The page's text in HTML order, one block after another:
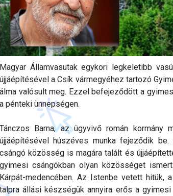
Magyar Államvasutak egykori legkeletibb
újjáépítésével a Csík vármegyéhez tartozó
álma valósult meg. Ezzel befejeződött a
a pénteki ünnepségen.
Tánczos Barna, az ügyvivő román kormány
újjáépítésével húszéves munka fejeződik
csángó közösség is magára talált és
gyimesi csángókban olyan közösséget
Kárpát-medencében. Az Istenbe vetett hitük,
talpra állási készségük annyira erős a